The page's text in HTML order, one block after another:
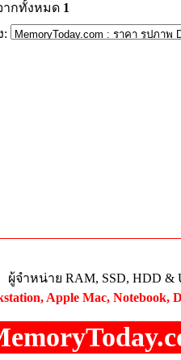
ากทั้งหมด 1
:
ผู้จำหน่าย RAM, SSD, HDD &
Apple Mac, Notebook,